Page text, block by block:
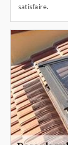
satisfaire.